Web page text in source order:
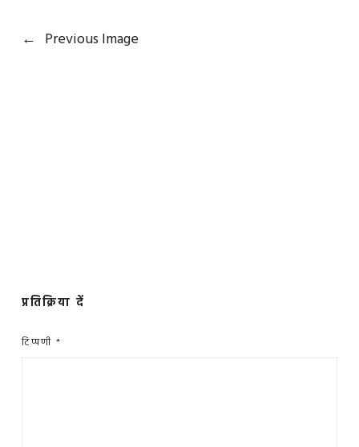
← Previous Image
प्रतिक्रिया दें
टिप्पणी *